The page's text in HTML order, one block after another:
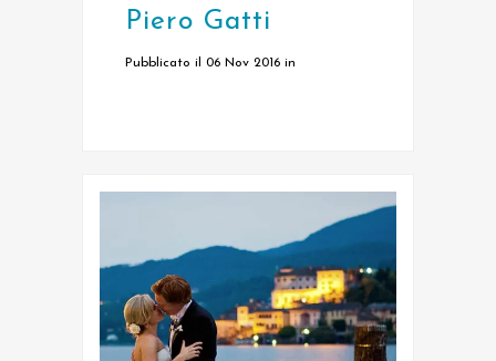
Piero Gatti
Pubblicato il 06 Nov 2016 in